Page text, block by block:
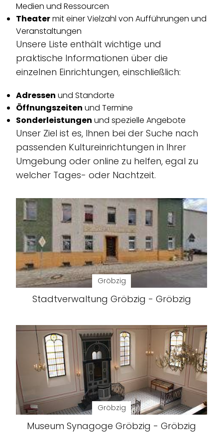
Medien und Ressourcen
Theatermit einer Vielzahl von Aufführungen und
Veranstaltungen
Unsere Liste enthält wichtige und
praktische Informationen über die
einzelnen Einrichtungen, einschließlich:
Adressen und Standorte
Öffnungszeiten und Termine
Sonderleistungen und spezielle Angebote
Unser Ziel ist es, Ihnen bei der Suche nach
passenden Kultureinrichtungen in Ihrer
Umgebung oder online zu helfen, egal zu
welcher Tages- oder Nachtzeit.
Gröbzig
Stadtverwaltung Gröbzig - Gröbzig
Gröbzig
Museum Synagoge Gröbzig - Gröbzig